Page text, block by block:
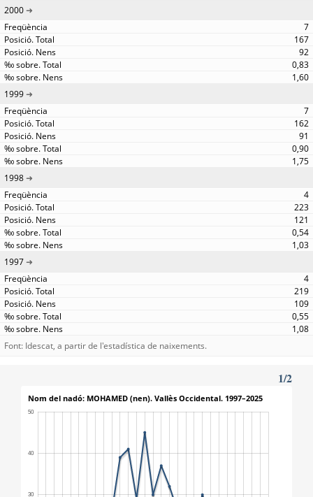
2000
7
167
92
0,83
1,60
1999
7
162
91
0,90
1,75
1998
4
223
121
0,54
1,03
1997
4
219
109
0,55
1,08
Font: Idescat, a partir de l'estadística de naixements.